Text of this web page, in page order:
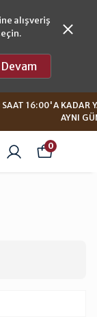
alışveriş
Devam
0